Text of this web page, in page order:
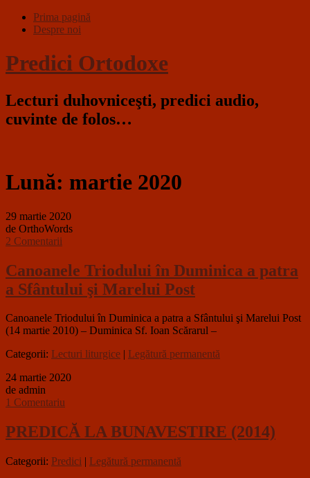
Prima pagină
Despre noi
Predici Ortodoxe
Lecturi duhovniceşti, predici audio,
cuvinte de folos…
Lună: martie 2020
29 martie 2020
de OrthoWords
2 Comentarii
Canoanele Triodului în Duminica a patra
a Sfântului şi Marelui Post
Canoanele Triodului în Duminica a patra a Sfântului şi Marelui Post
(14 martie 2010) – Duminica Sf. Ioan Scărarul –
Categorii: Lecturi liturgice
Legătură permanentă
24 martie 2020
de admin
1 Comentariu
PREDICĂ LA BUNAVESTIRE (2014)
Categorii: Predici | Legătură permanentă